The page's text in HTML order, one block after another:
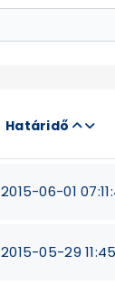
Határidő
2015-06-01
2015-05-29